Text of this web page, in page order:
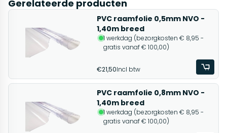
Gerelateerde producten
PVC raamfolie 0,5mm NVO -
1,40m breed
1 werkdag (bezorgkosten € 8,95 -
gratis vanaf € 100,00)
€21,50Incl btw
PVC raamfolie 0,8mm NVO -
1,40m breed
1 werkdag (bezorgkosten € 8,95 -
gratis vanaf € 100,00)